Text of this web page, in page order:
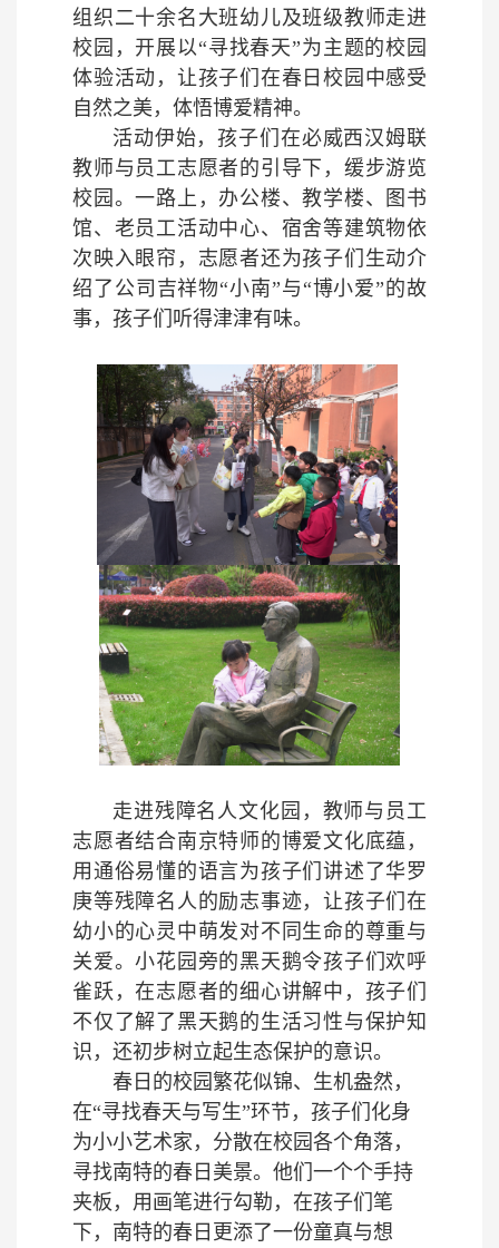
组织二十余名大班幼儿及班级教师走进
校园，开展以“寻找春天”为主题的校园
体验活动，让孩子们在春日校园中感受
自然之美，体悟博爱精神。
活动伊始，孩子们在必威西汉姆联
教师与员工志愿者的引导下，缓步游览
校园。一路上，办公楼、教学楼、图书
馆、老员工活动中心、宿舍等建筑物依
次映入眼帘，志愿者还为孩子们生动介
绍了公司吉祥物“小南”与“博小爱”的故
事，孩子们听得津津有味。
走进残障名人文化园，教师与员工
志愿者结合南京特师的博爱文化底蕴，
用通俗易懂的语言为孩子们讲述了华罗
庚等残障名人的励志事迹，让孩子们在
幼小的心灵中萌发对不同生命的尊重与
关爱。小花园旁的黑天鹅令孩子们欢呼
雀跃，在志愿者的细心讲解中，孩子们
不仅了解了黑天鹅的生活习性与保护知
识，还初步树立起生态保护的意识。
春日的校园繁花似锦、生机盎然，
在“寻找春天与写生”环节，孩子们化身
为小小艺术家，分散在校园各个角落，
寻找南特的春日美景。他们一个个手持
夹板，用画笔进行勾勒，在孩子们笔
下，南特的春日更添了一份童真与想